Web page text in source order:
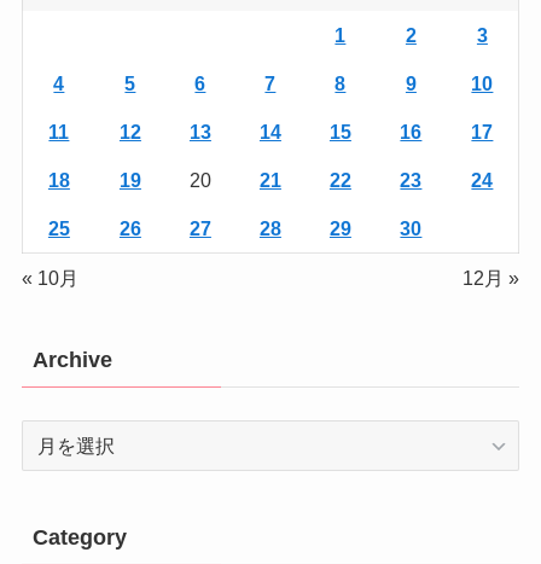
1 2 3
4 5 6 7 8 9 10
11 12 13 14 15 16 17
18 19 20 21 22 23 24
25 26 27 28 29 30
« 10月 12月 »
Archive
Archive
Category